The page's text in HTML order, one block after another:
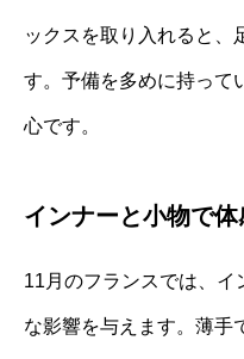
ックスを取り入れると、
す。予備を多めに持って
心です。
インナーと小物で
11月のフランスでは、イ
な影響を与えます。薄手